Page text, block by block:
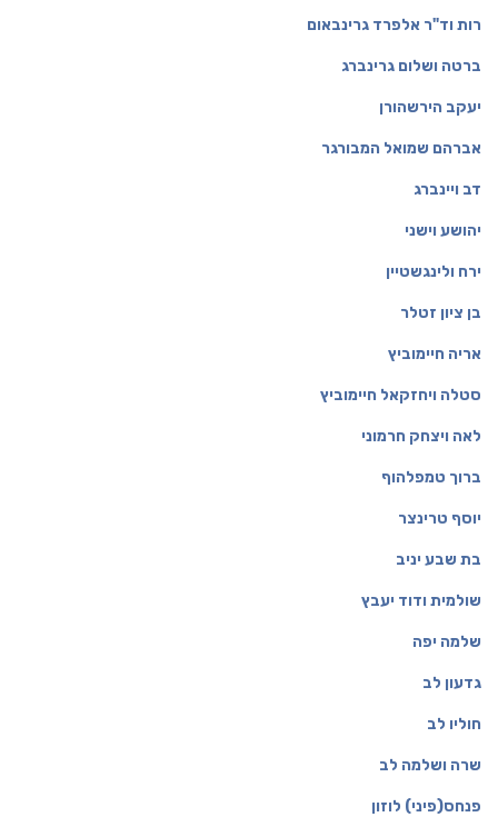
רות וד"ר אלפרד גרינבאום
ברטה ושלום גרינברג
יעקב הירשהורן
אברהם שמואל המבורגר
דב ויינברג
יהושע וישני
ירח ולינגשטיין
בן ציון זטלר
אריה חיימוביץ
סטלה ויחזקאל חיימוביץ
לאה ויצחק חרמוני
ברוך טמפלהוף
יוסף טרינצר
בת שבע יניב
שולמית ודוד יעבץ
שלמה יפה
גדעון לב
חוליו לב
שרה ושלמה לב
פנחס(פיני) לוזון